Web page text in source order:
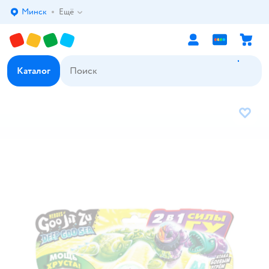
Выбор адреса доставки.
Минск Ещё
Каталог
В